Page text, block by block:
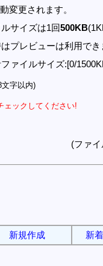
更されます。
サイズは1回500KB
プレビューは利用でき
ァイルサイズ:[0/
文字以内)
ェックしてください!
(ファ
新規作成 新着